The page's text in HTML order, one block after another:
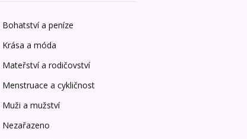
Bohatství a peníze
Krása a móda
Mateřství a rodičovství
Menstruace a cykličnost
Muži a mužství
Nezařazeno